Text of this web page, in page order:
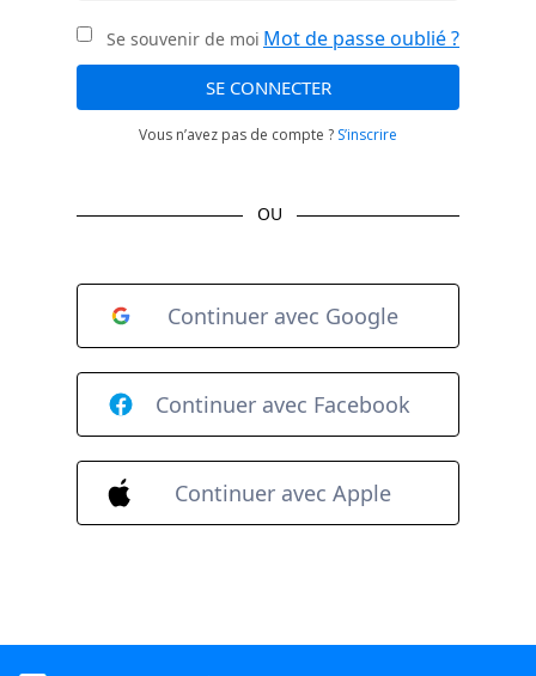
Se souvenir de moi Mot de passe oublié ?
SE CONNECTER
Vous n’avez pas de compte ? S’inscrire
OU
Continuer avec Google
Continuer avec Facebook
Continuer avec Apple